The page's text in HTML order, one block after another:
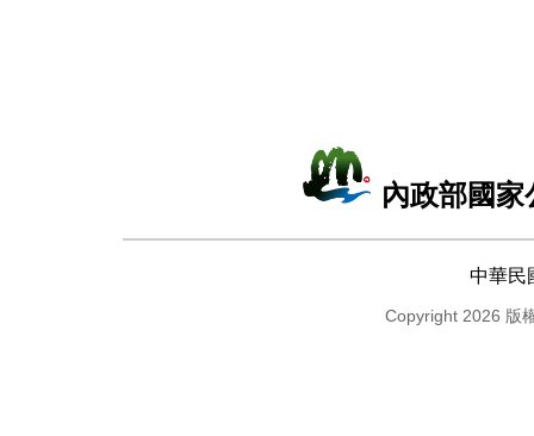
內政部國
中華民
Copyright 2026 版